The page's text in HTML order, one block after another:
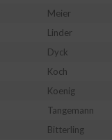
Meier
Linder
Dyck
Koch
Koenig
Tangemann
Bitterling
Angebote
Auswahl von Inhalten